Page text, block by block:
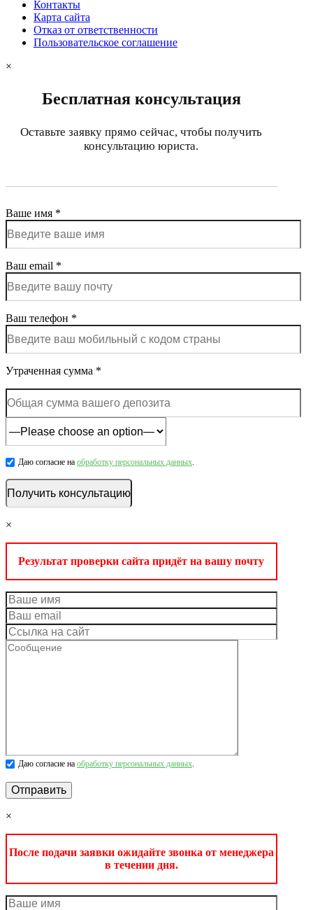
Контакты
Карта сайта
Отказ от ответственности
Пользовательское соглашение
×
Бесплатная консультация
Оставьте заявку прямо сейчас, чтобы получить
консультацию юриста.
Ваше имя *
Ваш email *
Ваш телефон *
Утраченная сумма *
Даю согласие на обработку персональных данных.
×
Результат проверки сайта придёт на вашу почту
Даю согласие на обработку персональных данных.
×
После подачи заявки ожидайте звонка от менеджера
в течении дня.